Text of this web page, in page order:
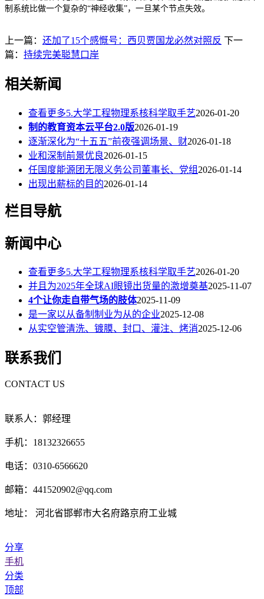
制系统比做一个复杂的“神经收集”，一旦某个节点失效。
上一篇： 还加了15个感慨号：西贝贾国龙必然对照反 下一
篇： 持续完美聪慧口岸
相关新闻
查看更多5.大学工程物理系核科学取手艺2026-01-20
制的教育资本云平台2.0版2026-01-19
逐渐深化为“十五五”前夜强调场景、财2026-01-18
业和深制前景优良2026-01-15
任国度能源团无限义务公司董事长、党组 2026-01-14
出现出薪标的目的2026-01-14
栏目导航
新闻中心
查看更多5.大学工程物理系核科学取手艺2026-01-20
并且为2025年全球AI眼镜出货量的激增奠基2025-11-07
4个让你走自带气场的肢体2025-11-09
是一家以从备制制业为从的企业2025-12-08
从实空管清洗、镀膜、封口、灌注、烤消2025-12-06
联系我们
CONTACT US
联系人：郭经理
手机：18132326655
电话：0310-6566620
邮箱：441520902@qq.com
地址： 河北省邯郸市大名府路京府工业城
分享
手机
分类
顶部